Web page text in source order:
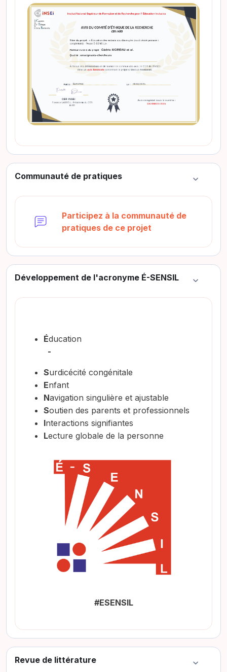
Communauté de pratiques
Colapsar
Participez à la communauté de
pratiques de ce projet
Développement de l'acronyme É-SENSIL
Colapsar
Éducation
-
Surdicécité congénitale
Enfant
Navigation singulière et ajustable
Soutien des parents et professionnels
Interactions signifiantes
Lecture globale de la personne
#ESENSIL
Revue de littérature
Colapsar